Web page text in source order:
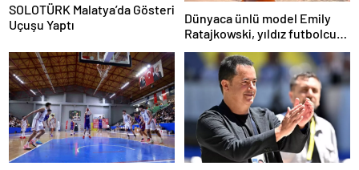
SOLOTÜRK Malatya’da Gösteri
Uçuşu Yaptı
Dünyaca ünlü model Emily
Ratajkowski, yıldız futbolcuya